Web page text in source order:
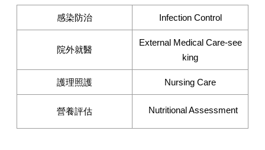
感染防治 Infection Control
院外就醫
External Medical Care-see
king
護理照護 Nursing Care
營養評估 Nutritional Assessment